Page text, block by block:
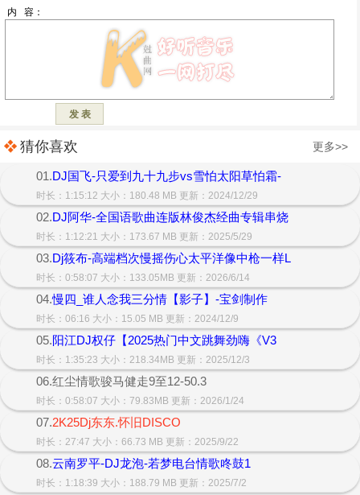
猜你喜欢 更多>>
01.DJ国飞-只爱到九十九步vs雪怕太阳草怕霜-
时长：1:15:12 大小：180.48 MB 更新：2024/12/29
02.DJ阿华-全国语歌曲连版林俊杰经曲专辑串烧
时长：1:12:21 大小：173.67 MB 更新：2025/5/29
03.Dj筱布-高端档次慢摇伤心太平洋像中枪一样L
时长：0:58:07 大小：133.05MB 更新：2026/6/14
04.慢四_谁人念我三分情【影子】-宝剑制作
时长：06:16 大小：15.05 MB 更新：2024/12/9
05.阳江DJ权仔【2025热门中文跳舞劲嗨《V3
时长：1:35:23 大小：218.34MB 更新：2025/12/3
06.红尘情歌骏马健走9至12-50.3
时长：0:58:07 大小：79.83MB 更新：2026/1/24
07.2K25Dj东东.怀旧DISCO
时长：27:47 大小：66.73 MB 更新：2025/9/22
08.云南罗平-DJ龙泡-若梦电台情歌咚鼓1
时长：1:18:39 大小：188.79 MB 更新：2025/7/2